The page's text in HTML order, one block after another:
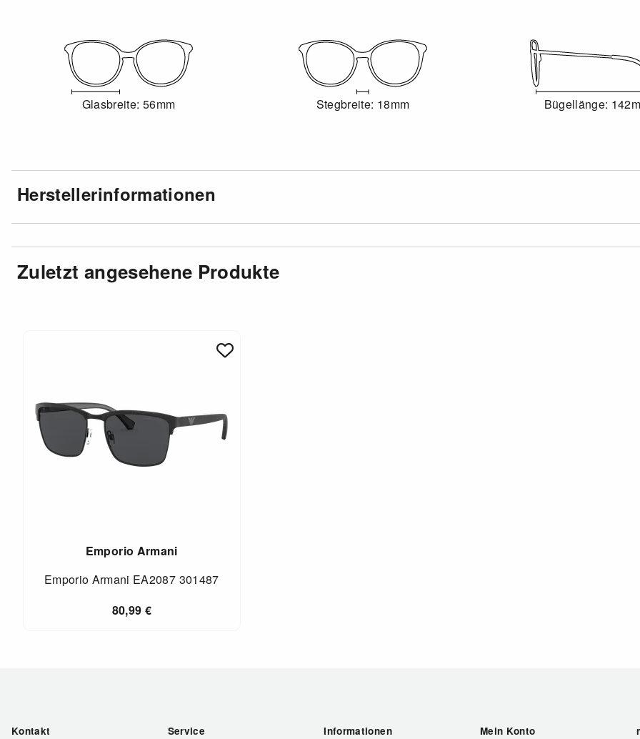
Glasbreite: 56mm Stegbreite: 18mm Bügellänge:
Herstellerinformationen
Zuletzt angesehene Produkte
Emporio Armani
Emporio Armani EA2087 301487
80,99 €
Kontakt Service Informationen Mein Konto